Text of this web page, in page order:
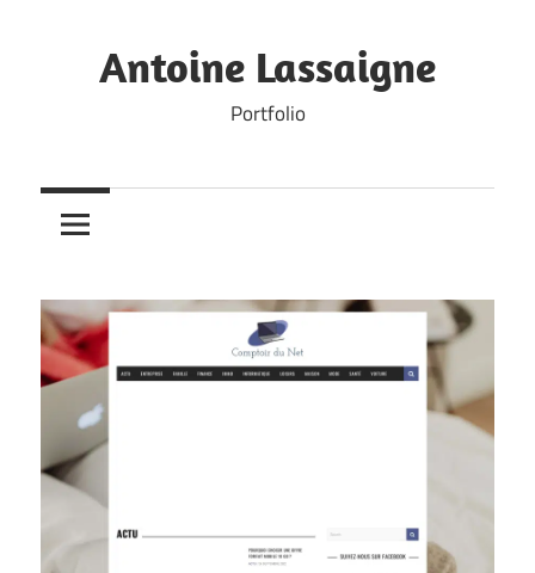
contentAntoine Lassaigne
Portfolio